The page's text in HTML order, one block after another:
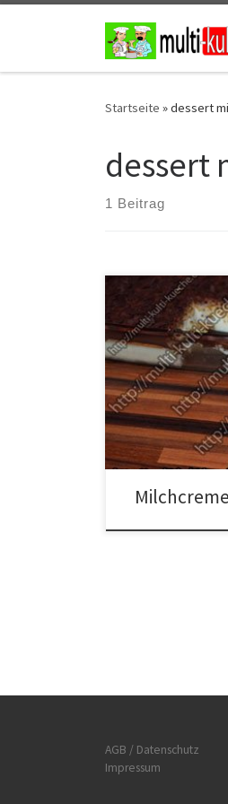
Zum Inhalt springen
Startseite »dessert
dessert
1 Beitrag
Zutaten für
Milchcreme100g
Liter Milch Für die
BodenBurcak Kekse
Schokosoße100g
Gelatine130ml
Milchcreme in
rühren solange
AGB / Datenschutz
Impressum